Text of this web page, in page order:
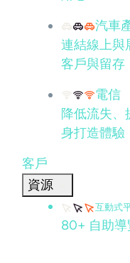
汽車
連結線上與
客戶與留存
電信
降低流失
身打造體驗
客戶
資源
互動式
80+ 自助導